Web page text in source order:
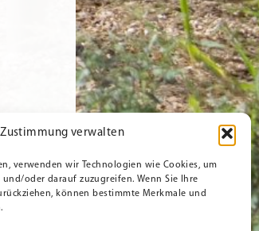
verwalten
verwenden wir Technologien wie Cookies, um
oder darauf zuzugreifen. Wenn Sie Ihre
können bestimmte Merkmale und